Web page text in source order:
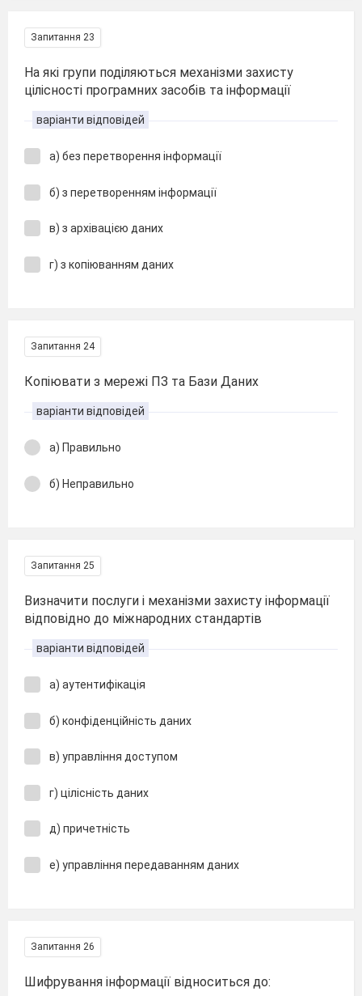
Запитання 23
На які групи поділяються механізми захисту
цілісності програмних засобів та інформації
варіанти відповідей
а) без перетворення інформації
б) з перетворенням інформації
в) з архівацією даних
г) з копіюванням даних
Запитання 24
Копіювати з мережі ПЗ та Бази Даних
варіанти відповідей
а) Правильно
б) Неправильно
Запитання 25
Визначити послуги і механізми захисту інформації
відповідно до міжнародних стандартів
варіанти відповідей
а) аутентифікація
б) конфіденційність даних
в) управління доступом
г) цілісність даних
д) причетність
е) управління передаванням даних
Запитання 26
Шифрування інформації відноситься до: